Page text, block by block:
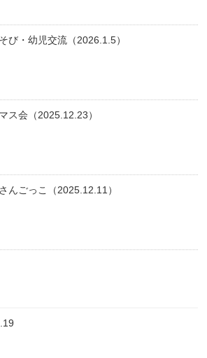
び・幼児交流（2026.1.5）
ス会（2025.12.23）
んごっこ（2025.12.11）